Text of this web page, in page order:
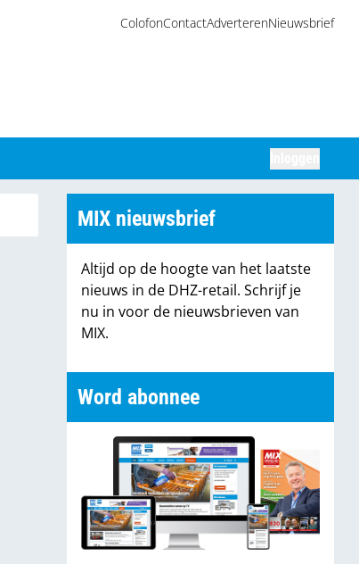
ColofonContactAdverterenNieuwsbrief
MIX nieuwsbrief
Altijd op de hoogte van het laatste
nieuws in de DHZ-retail. Schrijf je
nu in voor de nieuwsbrieven van
MIX.
Word abonnee